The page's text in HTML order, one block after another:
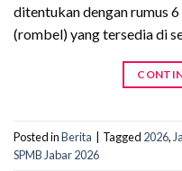
ditentukan dengan rumus
(rombel) yang tersedia di
Posted inBerita | Tagged 2026,
SPMB Jabar 2026